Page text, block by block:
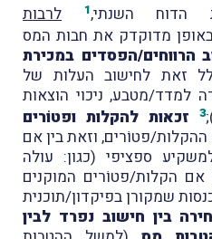
הדוח השנתי,1
לרבות
מדוקדק את חבות המס
הרווחים/הפסדים במכירת
זאת לחישוב העלות של
למדד/מטבע, ניכוי הוצאות
3
זכאות להקלות ופטוֹרים
פטוֹרים, וזאת בין אם
ספציפי (כגון: עולה
אם הקלות/פטוֹרים המוקנים
שמקורן בפיקדון/תוכנית
בין חישוב נפרד לבין